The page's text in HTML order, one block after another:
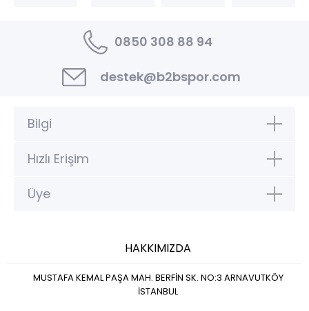
0850 308 88 94
destek@b2bspor.com
Bilgi
Hızlı Erişim
Üye
HAKKIMIZDA
MUSTAFA KEMAL PAŞA MAH. BERFİN SK. NO:3 ARNAVUTKÖY
İSTANBUL